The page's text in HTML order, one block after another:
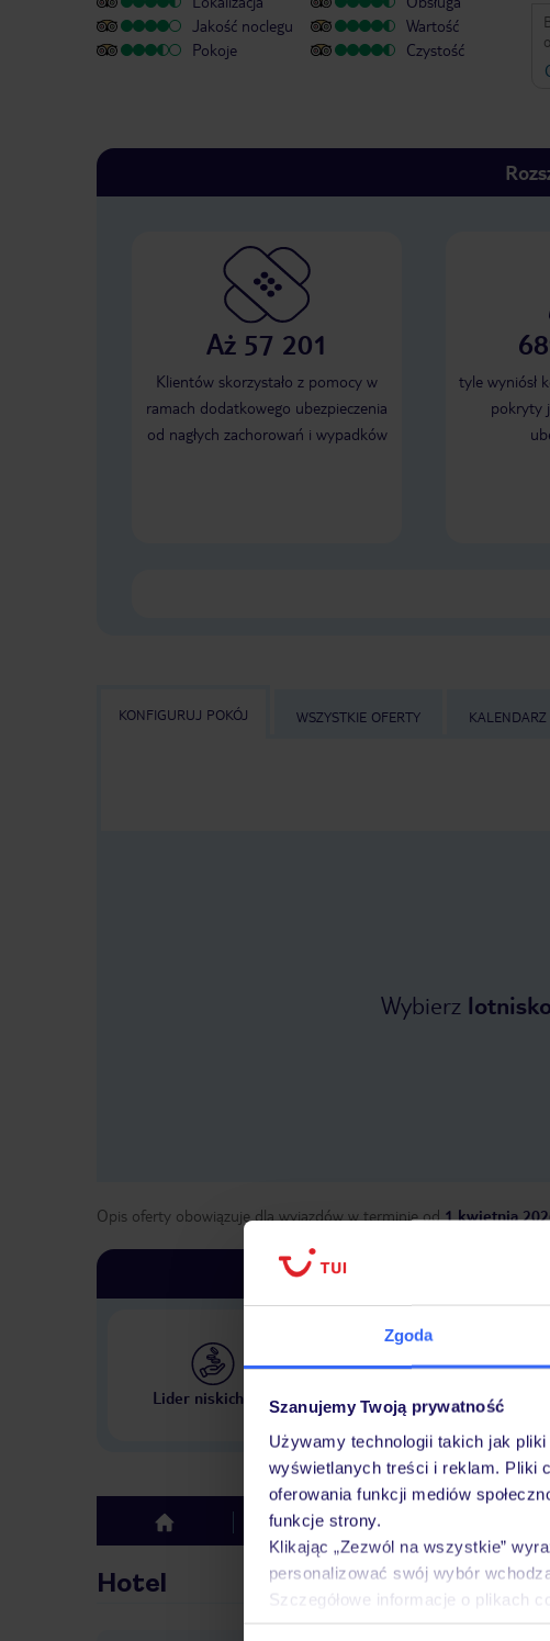
Zgoda
Szanujemy Twoją prywatność
Używamy technologii takich jak
wyświetlanych treści i reklam. Pliki
oferowania funkcji mediów
funkcje strony.
Klikając „Zezwól na wszystkie”
personalizować swój wybór
Szczegółowe informacje o plikach
Jakość noclegu
Pokoje
Wartość
Czystość
i
Aż 57 201
Klientów skorzystało z pomocy w
ramach dodatkowego ubezpieczenia
od nagłych zachorowań i wypadków
tyle wyniósł
pokryty
KONFIGURUJ POKÓJ WSZYSTKIE OFERTY
Wybierz lotnisko
Opis oferty obowiązuje dla wyjazdów w terminie od 1 kwietnia
Lider niskich cen
w Polsce
top Hotel
Hotel